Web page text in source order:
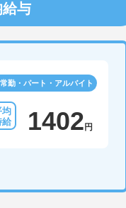
与
勤・パート・アルバイト
1402 円